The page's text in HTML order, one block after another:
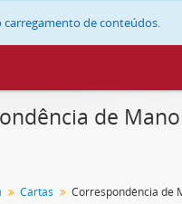
carregamento de conteúdos.
de
Cartas